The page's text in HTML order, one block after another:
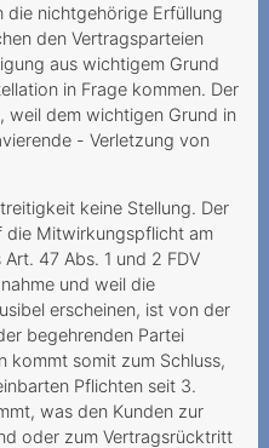
die nichtgehörige Erfüllung
den Vertragsparteien
aus wichtigem Grund
in Frage kommen. Der
weil dem wichtigen Grund in
- Verletzung von
keine Stellung. Der
die Mitwirkungspflicht am
47 Abs. 1 und 2 FDV
und weil die
erscheinen, ist von der
begehrenden Partei
kommt somit zum Schluss,
Pflichten seit 3.
was den Kunden zur
oder zum Vertragsrücktritt
Abonnement
ins Altersheim
Irrtum
mit
sind immer ein
die 5G-